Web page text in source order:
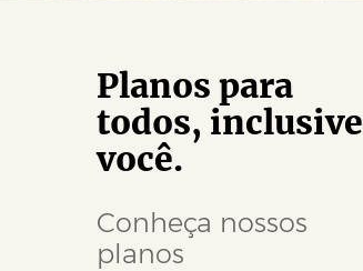
Planos para
todos, inclusive
você.
Conheça nossos
planos